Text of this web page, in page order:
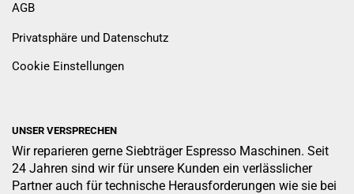
AGB
Privatsphäre und Datenschutz
Cookie Einstellungen
UNSER VERSPRECHEN
Wir reparieren gerne Siebträger Espresso Maschinen. Seit
24 Jahren sind wir für unsere Kunden ein verlässlicher
Partner auch für technische Herausforderungen wie sie bei